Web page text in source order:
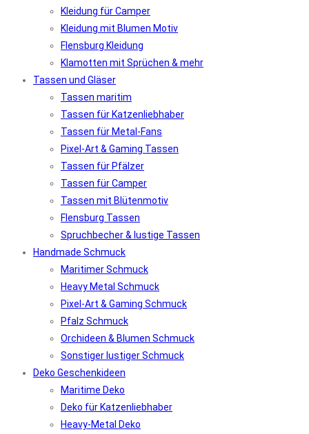
Kleidung für Camper
Kleidung mit Blumen Motiv
Flensburg Kleidung
Klamotten mit Sprüchen & mehr
Tassen und Gläser
Tassen maritim
Tassen für Katzenliebhaber
Tassen für Metal-Fans
Pixel-Art & Gaming Tassen
Tassen für Pfälzer
Tassen für Camper
Tassen mit Blütenmotiv
Flensburg Tassen
Spruchbecher & lustige Tassen
Handmade Schmuck
Maritimer Schmuck
Heavy Metal Schmuck
Pixel-Art & Gaming Schmuck
Pfalz Schmuck
Orchideen & Blumen Schmuck
Sonstiger lustiger Schmuck
Deko Geschenkideen
Maritime Deko
Deko für Katzenliebhaber
Heavy-Metal Deko